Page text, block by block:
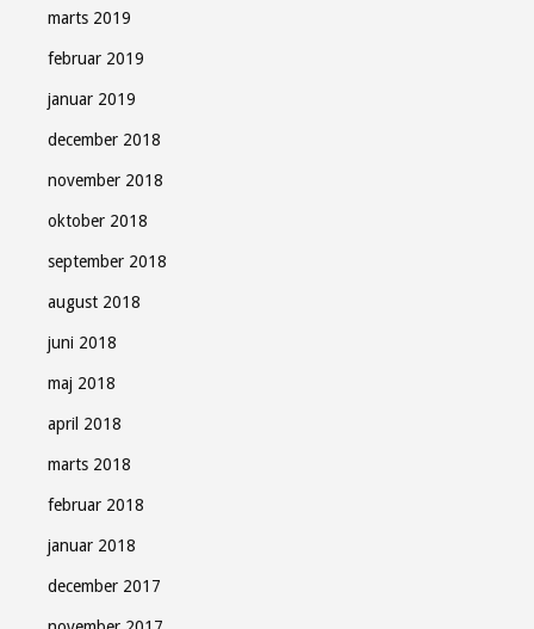
marts 2019
februar 2019
januar 2019
december 2018
november 2018
oktober 2018
september 2018
august 2018
juni 2018
maj 2018
april 2018
marts 2018
februar 2018
januar 2018
december 2017